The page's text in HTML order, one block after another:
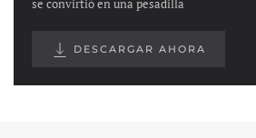
se convirtió en una pesadilla
DESCARGAR AHORA